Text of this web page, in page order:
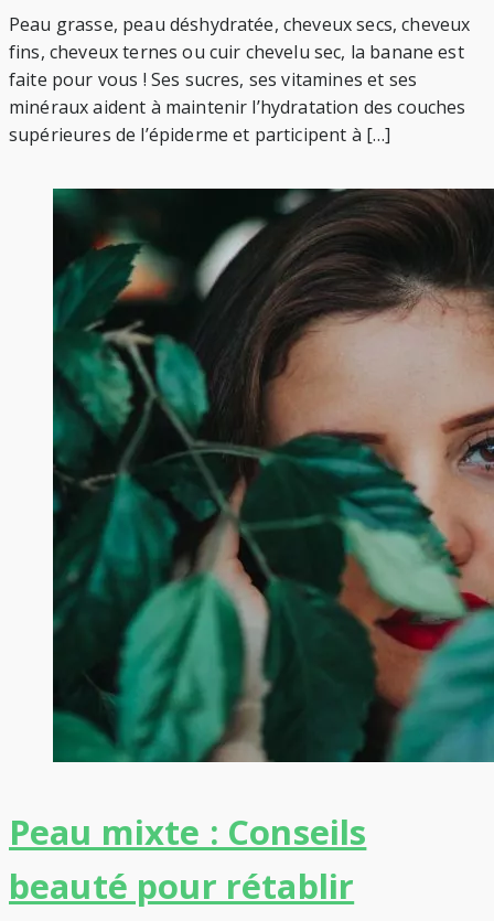
Peau grasse, peau déshydratée, cheveux secs, cheveux
fins, cheveux ternes ou cuir chevelu sec, la banane est
faite pour vous ! Ses sucres, ses vitamines et ses
minéraux aident à maintenir l’hydratation des couches
supérieures de l’épiderme et participent à […]
Peau mixte : Conseils
beauté pour rétablir